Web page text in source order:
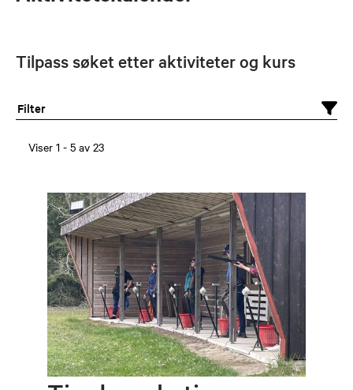
Tilpass søket etter aktiviteter og kurs
Filter
Viser 1 - 5 av 23